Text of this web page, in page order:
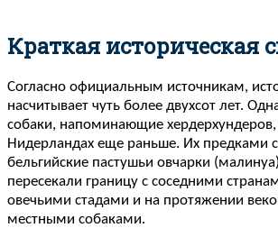
Краткая историческая
Согласно официальным источникам,
насчитывает чуть более двухсот лет.
собаки, напоминающие хердерхундеров,
Нидерландах еще раньше. Их предками
бельгийские пастушьи овчарки
пересекали границу с соседними
овечьими стадами и на протяжении
местными собаками.